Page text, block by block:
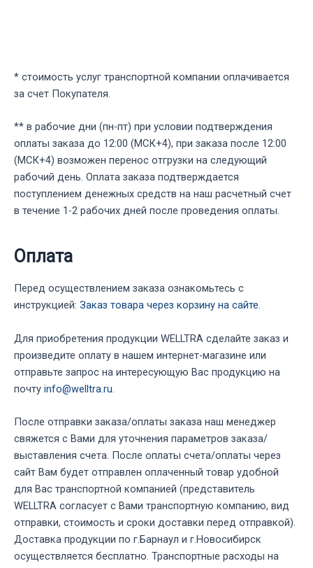
* стоимость услуг транспортной компании оплачивается
за счет Покупателя.
** в рабочие дни (пн-пт) при условии подтверждения
оплаты заказа до 12:00 (МСК+4), при заказа после 12:00
(МСК+4) возможен перенос отгрузки на следующий
рабочий день. Оплата заказа подтверждается
поступлением денежных средств на наш расчетный счет
в течение 1-2 рабочих дней после проведения оплаты.
Оплата
Перед осуществлением заказа ознакомьтесь с
инструкцией: Заказ товара через корзину на сайте.
Для приобретения продукции WELLTRA сделайте заказ и
произведите оплату в нашем интернет-магазине или
отправьте запрос на интересующую Вас продукцию на
почту info@welltra.ru.
После отправки заказа/оплаты заказа наш менеджер
свяжется с Вами для уточнения параметров заказа/
выставления счета. После оплаты счета/оплаты через
сайт Вам будет отправлен оплаченный товар удобной
для Вас транспортной компанией (представитель
WELLTRA согласует с Вами транспортную компанию, вид
отправки, стоимость и сроки доставки перед отправкой).
Доставка продукции по г.Барнаул и г.Новосибирск
осуществляется бесплатно. Транспортные расходы на